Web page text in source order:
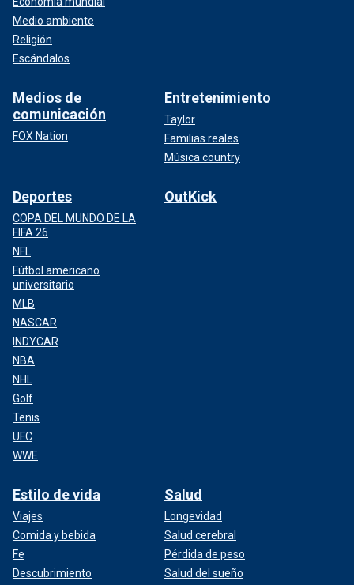
Medio ambiente
Religión
Escándalos
Medios de
comunicación
FOX Nation
Entretenimiento
Taylor
Familias reales
Música country
Deportes
COPA DEL MUNDO DE LA
FIFA 26
NFL
Fútbol americano
universitario
MLB
NASCAR
INDYCAR
NBA
NHL
Golf
Tenis
UFC
WWE
OutKick
Estilo de vida
Viajes
Comida y bebida
Fe
Descubrimiento
Salud
Longevidad
Salud cerebral
Pérdida de peso
Salud del sueño